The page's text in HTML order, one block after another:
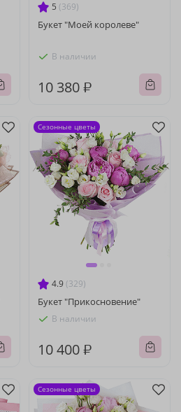
5 (369)
Букет "Моей королеве"
В наличии
10 380 ₽
4.9 (329)
Букет "Прикосновение"
В наличии
10 400 ₽
Сезонные цветы
Сезонные цветы